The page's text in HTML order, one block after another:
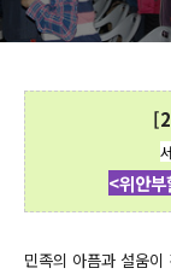
<위안부
민족의 아픔과 설움